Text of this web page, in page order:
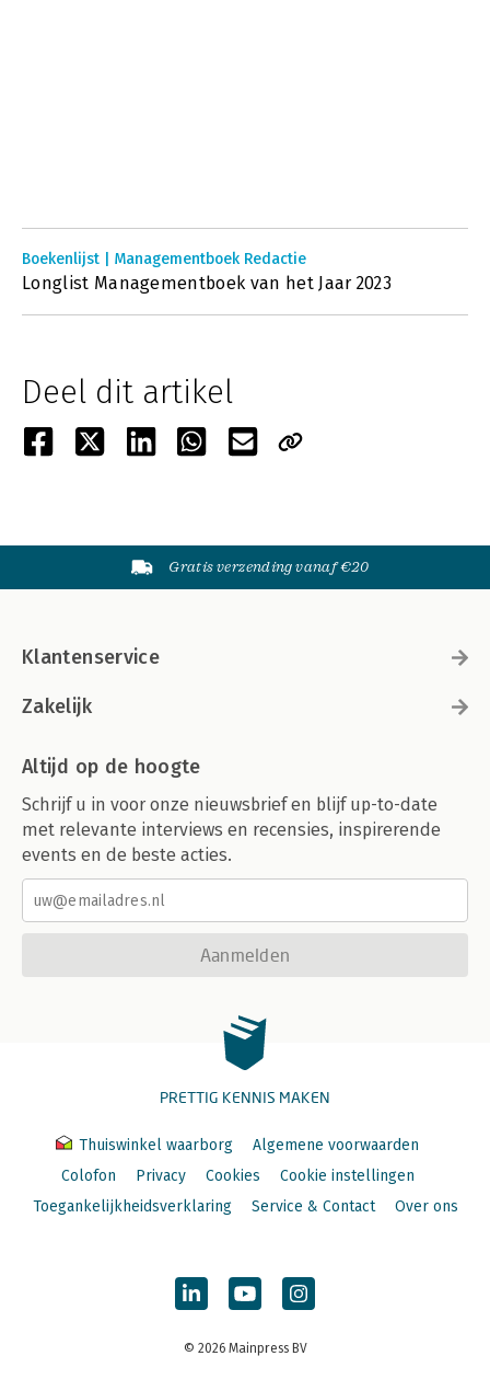
Boekenlijst | Managementboek Redactie
Longlist Managementboek van het Jaar 2023
Deel dit artikel
Gratis verzending vanaf €20
Klantenservice
Zakelijk
Altijd op de hoogte
Schrijf u in voor onze nieuwsbrief en blijf up-to-date
met relevante interviews en recensies, inspirerende
events en de beste acties.
Aanmelden
PRETTIG KENNIS MAKEN
Thuiswinkel waarborg
Algemene voorwaarden
Colofon
Privacy Cookies
Cookie instellingen
Toegankelijkheidsverklaring
Service & Contact Over ons
© 2026 Mainpress BV